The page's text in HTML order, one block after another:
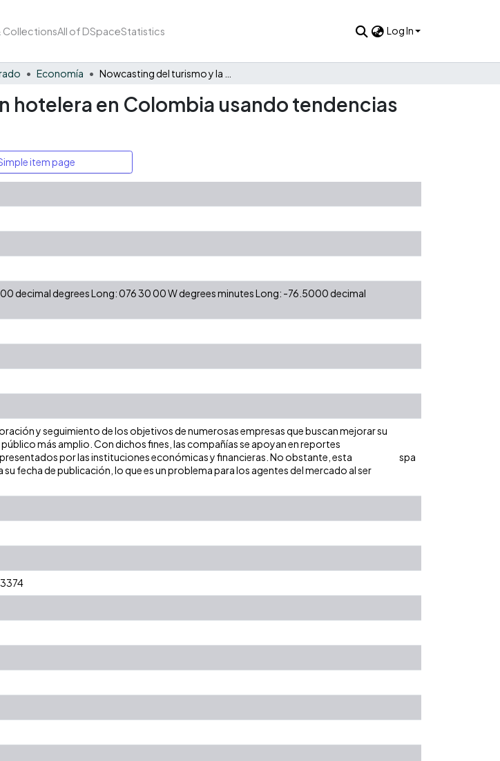
CollectionsAll of DSpaceStatistics Log In
Economía
hotelera en Colombia usando tendencias
item page
decimal degrees Long: 076 30 00 W degrees minutes Long: -76.5000 decimal
y seguimiento de los objetivos de numerosas empresas que buscan mejorar su
más amplio. Con dichos fines, las compañías se apoyan en reportes
por las instituciones económicas y financieras. No obstante, esta
fecha de publicación, lo que es un problema para los agentes del mercado al ser
spa